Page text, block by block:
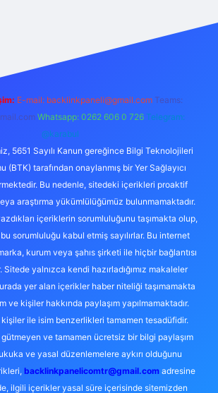
E-mail: backlinkpaneli@gmail.com Teams:
Whatsapp: 0262 606 0 726 Telegram:
@karabul
5651 Sayılı Kanun gereğince Bilgi Teknolojileri
(BTK) tarafından onaylanmış bir Yer Sağlayıcı
Bu nedenle, sitedeki içerikleri proaktif
araştırma yükümlülüğümüz bulunmamaktadır.
içeriklerin sorumluluğunu taşımakta olup,
sorumluluğu kabul etmiş sayılırlar. Bu internet
kurum veya şahıs şirketi ile hiçbir bağlantısı
Sitede yalnızca kendi hazırladığımız makaleler
yer alan içerikler haber niteliği taşımamakta
ve kişiler hakkında paylaşım yapılmamaktadır.
ile isim benzerlikleri tamamen tesadüfidir.
ve tamamen ücretsiz bir bilgi paylaşım
ve yasal düzenlemelere aykırı olduğunu
backlinkpanelicomtr@gmail.comadresine
ilgili içerikler yasal süre içerisinde sitemizden